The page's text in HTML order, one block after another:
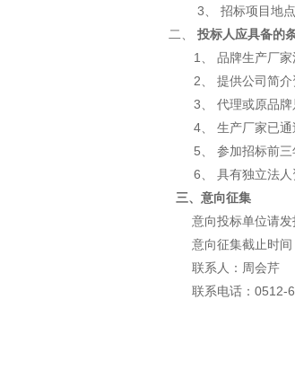
3、 招标项目地点
二、 投标人应具备的
1、 品牌生产厂家
2、 提供公司简
3、 代理或原品
4、 生产厂家已通
5、 参加招标前
6、 具有独立法
三、意向征集
意向投标单位请
意向征集截止时间
联系人：周会芹
联系电话： 0512-